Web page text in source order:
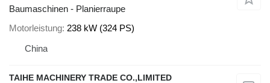
Baumaschinen - Planierraupe
Motorleistung 238 kW (324 PS)
China
TAIHE MACHINERY TRADE CO.,LIMITED